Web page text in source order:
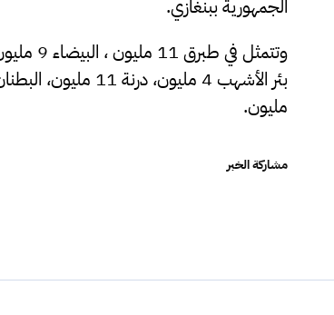
الجمهورية ببنغازي.
مليون.
مشاركة الخبر